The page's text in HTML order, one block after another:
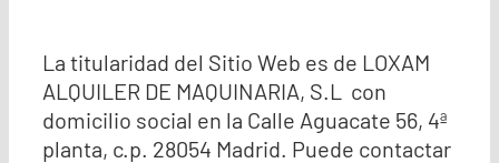
La titularidad del Sitio Web es de LOXAM
ALQUILER DE MAQUINARIA, S.L con
domicilio social en la Calle Aguacate 56, 4ª
planta, c.p. 28054 Madrid. Puede contactar